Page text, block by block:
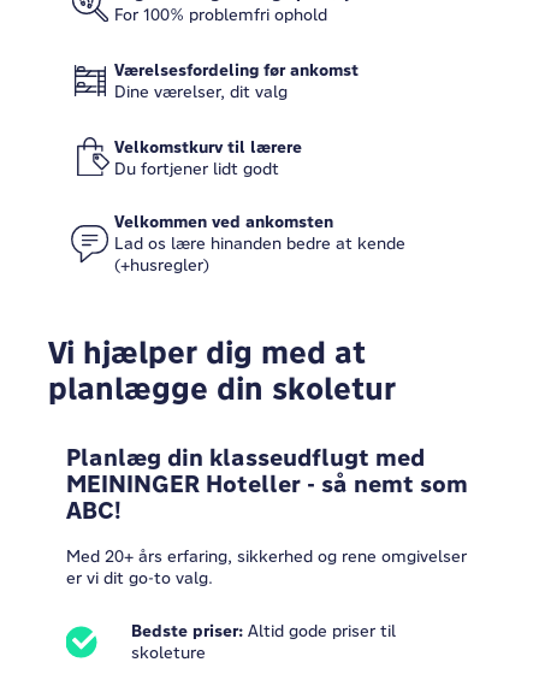
For 100% problemfri ophold
Værelsesfordeling før ankomst
Dine værelser, dit valg
Velkomstkurv til lærere
Du fortjener lidt godt
Velkommen ved ankomsten
Lad os lære hinanden bedre at kende
(+husregler)
Vi hjælper dig med at
planlægge din skoletur
Planlæg din klasseudflugt med
MEININGER Hoteller - så nemt som
ABC!
Med 20+ års erfaring, sikkerhed og rene omgivelser
er vi dit go-to valg.
Bedste priser: Altid gode priser til
skoleture